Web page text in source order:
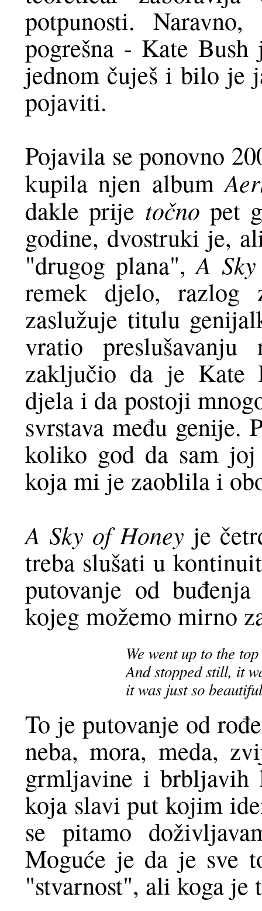
potpunosti.
pogrešna - Kate
jednom čuješ i bilo je
pojaviti.
Pojavila se ponovno
kupila njen album
dakle prije točno pet
godine, dvostruki je,
"drugog plana",A
remek djelo, razlog
zaslužuje titulu
vratio
zaključio da je Kate
djela i da postoji
svrstava među genije.
koliko god da sam joj
koja mi je zaoblila i
A Sky of Honey je
treba slušati u
putovanje od
kojeg možemo mirno
We went up to the
And stopped still, it
it was just so
To je putovanje od
neba, mora, meda,
grmljavine i brbljavih
koja slavi put kojim
se pitamo
Moguće je da je sve
"stvarnost", ali koga je